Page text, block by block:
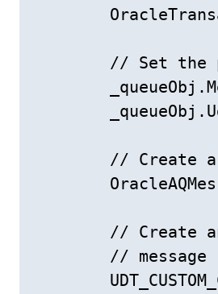
// Set the
// Create
// Create
        // message